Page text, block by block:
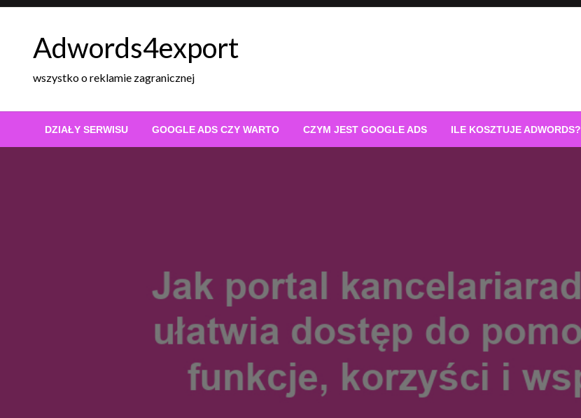
Skip
Adwords4export
wszystko o reklamie zagranicznej
DZIAŁY SERWISU GOOGLE ADS CZY WARTO CZYM JEST GOOGLE ADS ILE KOSZTUJE ADWORDS?